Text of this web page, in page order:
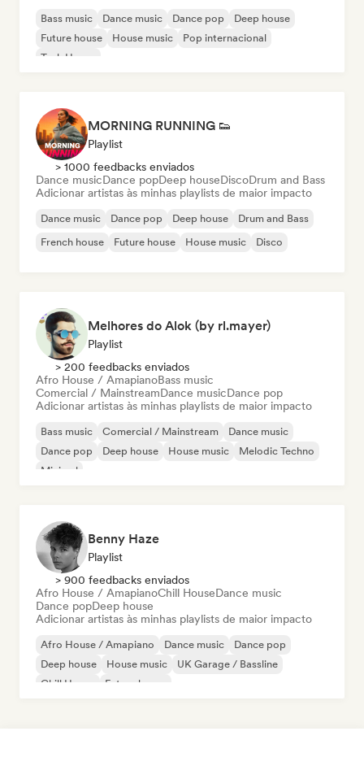
Bass music Dance music Dance pop
Deep house
Future house
House music
Pop internacional
Tech House
MORNING RUNNING 👟
Playlist
> 1000 feedbacks enviados
Dance musicDance popDeep houseDiscoDrum and Bass
Adicionar artistas às minhas playlists de maior impacto
Dance music Dance pop Deep house
Drum and Bass
French house
Future house House music Disco
Melhores do Alok (by rl.mayer)
Playlist
> 200 feedbacks enviados
Afro House / AmapianoBass music
Comercial / MainstreamDance musicDance pop
Adicionar artistas às minhas playlists de maior impacto
Bass music Comercial / Mainstream
Dance music
Dance pop
Deep house House music
Melodic Techno
Minimal
Benny Haze
Playlist
> 900 feedbacks enviados
Afro House / AmapianoChill HouseDance music
Dance popDeep house
Adicionar artistas às minhas playlists de maior impacto
Afro House / Amapiano Dance music
Dance pop
Deep house
House music
UK Garage / Bassline
Chill House
Future house